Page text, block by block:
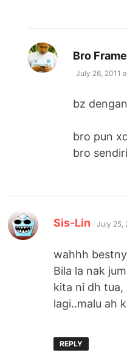
Bro
July 26, 2011
bz
bro pun
bro
Sis-Lin says:
July 25,
wahhh
Bila la nak
kita ni dh tua,
lagi..malu ah
REPLY